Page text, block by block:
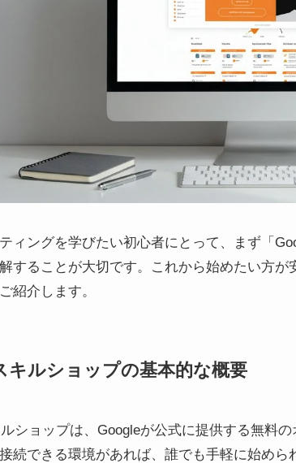
ィングを学びたい初心者にとって、まず「
することが大切です。これから始めたい方
紹介します。
キルショップの基本的な概要
ショップは、Googleが公式に提供する無料
続できる環境があれば、誰でも手軽に始めら